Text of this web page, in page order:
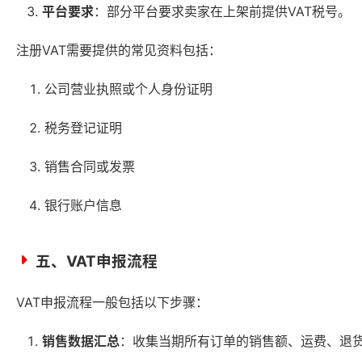
平台要求：部分平台要求卖家在上架前提供VAT税号。
注册VAT需要提供的常见资料包括：
公司营业执照或个人身份证明
税务登记证明
销售合同或发票
银行账户信息
五、VAT申报流程
VAT申报流程一般包括以下步骤：
销售数据汇总 ：收集当期所有订单的销售额、运费、退